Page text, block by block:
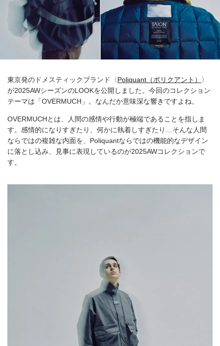
東京発のドメスティックブランド〈Poliquant（ポリクアント）
〉
が2025AWシーズンのLOOKを公開しました。今回のコレクション
テーマは「OVERMUCH」。なんだか意味深な響きですよね。
OVERMUCHとは、人間の感情や行動が極端であることを指しま
す。感情的になりすぎたり、何かに執着しすぎたり…そんな人間
ならではの複雑な内面を、Poliquantならではの機能的なデザイン
に落とし込み、見事に表現しているのが2025AWコレクションで
す。